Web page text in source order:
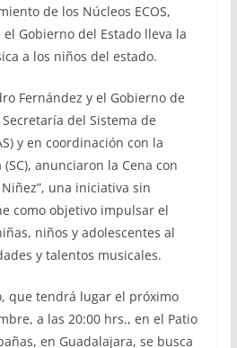
de los Núcleos ECOS,
Gobierno del Estado lleva la
a los niños del estado.
Fernández y el Gobierno de
del Sistema de
y en coordinación con la
anunciaron la Cena con
Niñez”, una iniciativa sin
como objetivo impulsar el
niños y adolescentes al
y talentos musicales.
que tendrá lugar el próximo
a las 20:00 hrs., en el Patio
en Guadalajara, se busca